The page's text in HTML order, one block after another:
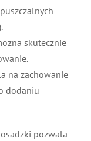
skutecznie
na zachowanie
dodaniu
pozwala